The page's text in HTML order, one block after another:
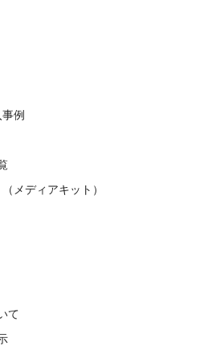
例
メディアキット）
て